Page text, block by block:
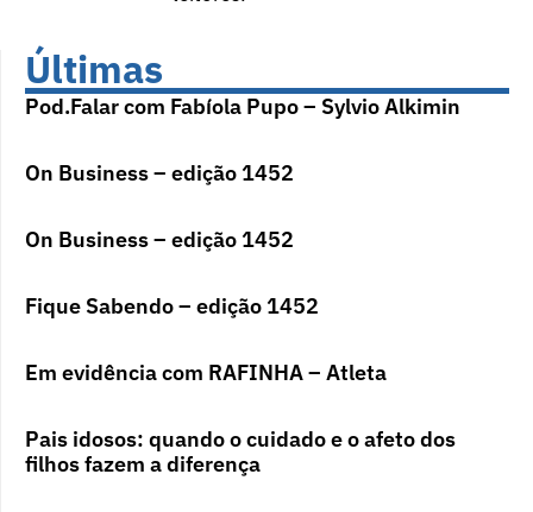
Últimas
Pod.Falar com Fabíola Pupo – Sylvio Alkimin
On Business – edição 1452
On Business – edição 1452
Fique Sabendo – edição 1452
Em evidência com RAFINHA – Atleta
Pais idosos: quando o cuidado e o afeto dos
filhos fazem a diferença